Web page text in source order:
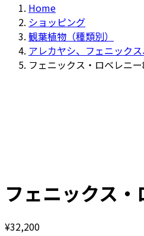
Home
ショッピング
観葉植物（種類別）
アレカヤシ、フェニック
フェニックス・ロベレニ
フェニックス
¥32,200